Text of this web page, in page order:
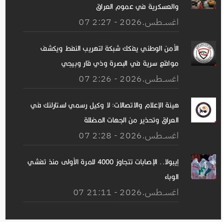
والعسكرية في عموم العراق
07 اغســطس.2026 - 2:27
الأمن الوطني يفكك شبكة لتهريب النفط ويكشف
مواقع سرية في البصرة وذي قار وبيجي
07 اغســطس.2026 - 2:26
هيئة الإعلام والاتصالات: لا وكيل رسمي لستارلنك في
العراق وتحذير من الجهات المضللة
07 اغســطس.2026 - 2:28
إيبولا.. الإصابات تتجاوز 4000 للمرة الأولى منذ تفشي
الوباء
07 اغســطس.2026 - 21:11